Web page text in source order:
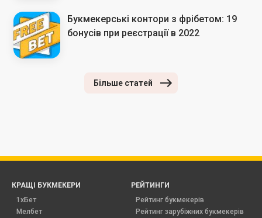
Букмекерські контори з фрібетом: 19
бонусів при реєстрації в 2022
Більше статей
КРАЩІ БУКМЕКЕРИ
1хБет
Мелбет
РЕЙТИНГИ
Рейтинг букмекерів
Рейтинг зарубіжних букмекерів